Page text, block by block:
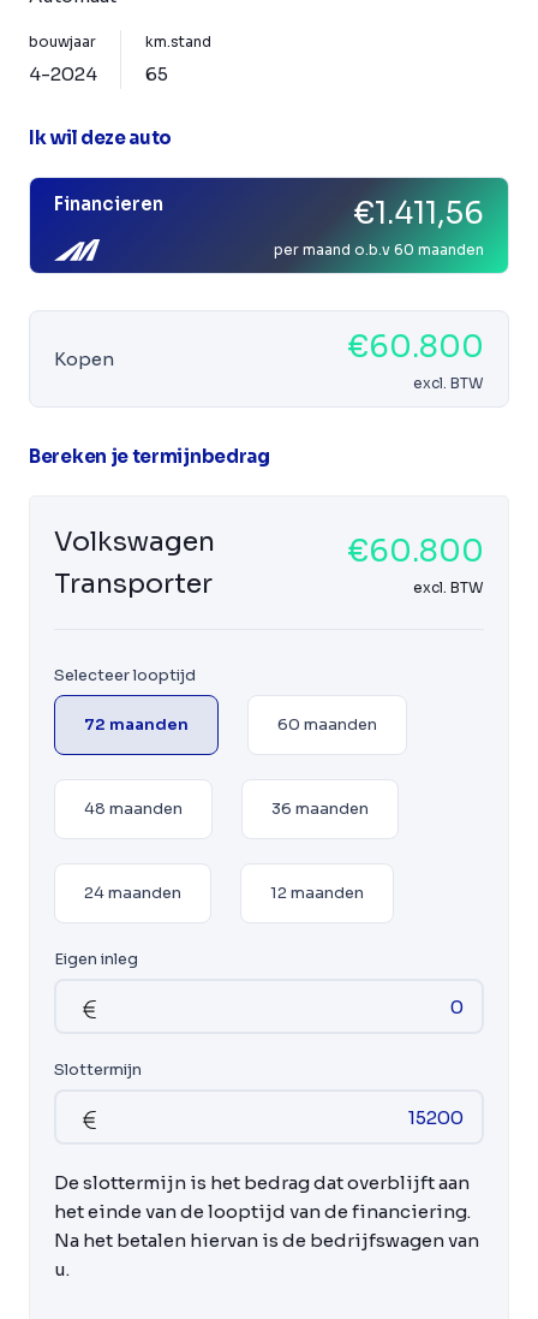
bouwjaar
4-2024
km.stand
65
Ik wil deze auto
Financieren €1.411,56
per maand o.b.v 60 maanden
Kopen €60.800
excl. BTW
Bereken je termijnbedrag
Volkswagen
Transporter
€60.800
excl. BTW
Selecteer looptijd
72 maanden 60 maanden
48 maanden 36 maanden
24 maanden 12 maanden
Eigen inleg
Slottermijn
De slottermijn is het bedrag dat overblijft aan
het einde van de looptijd van de financiering.
Na het betalen hiervan is de bedrijfswagen van
u.